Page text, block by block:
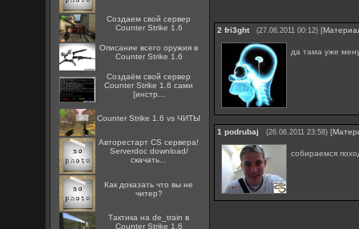
Создаем свой сервер
Counter Strike 1.6
Описание всего оружия в
Counter Strike 1.6
Создаём свой сервер
Counter Strike 1.6 сами
[инстр...
Counter Strike 1.6 vs ЧИТЫ
Авторестарт CS сервера!
Serverdoc download/
скачать...
Как доказать что вы не
читер?
Тактика на de_train в
Counter Strike 1.6
2 fri3ght (27.06.2011 00:12) [
да тама уже
1 podrubaj (26.06.2011 23:58) [
собираемся